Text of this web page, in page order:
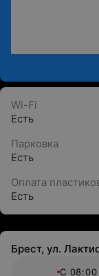
Wi-Fi
Есть
Парковка
Есть
Оплата
Есть
Брест, ул.
С 08:00